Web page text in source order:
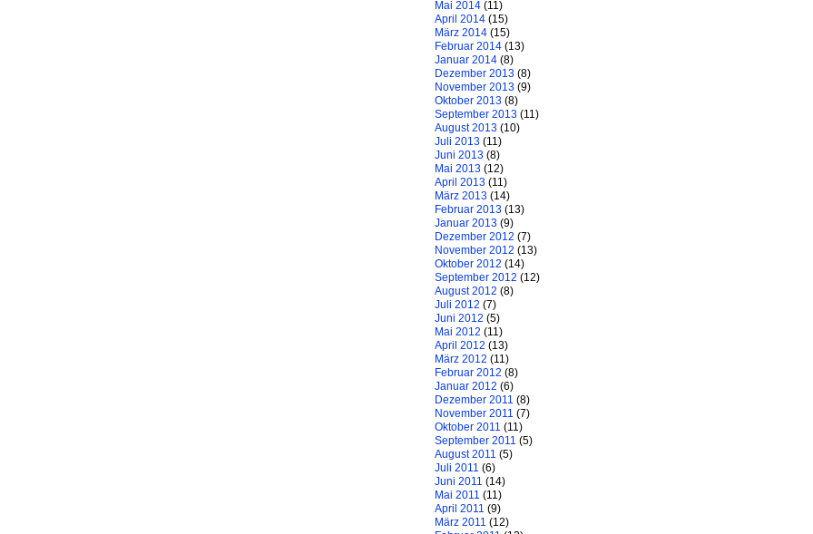
Mai 2014 (11)
April 2014 (15)
März 2014 (15)
Februar 2014 (13)
Januar 2014 (8)
Dezember 2013 (8)
November 2013 (9)
Oktober 2013 (8)
September 2013 (11)
August 2013 (10)
Juli 2013 (11)
Juni 2013 (8)
Mai 2013 (12)
April 2013 (11)
März 2013 (14)
Februar 2013 (13)
Januar 2013 (9)
Dezember 2012 (7)
November 2012 (13)
Oktober 2012 (14)
September 2012 (12)
August 2012 (8)
Juli 2012 (7)
Juni 2012 (5)
Mai 2012 (11)
April 2012 (13)
März 2012 (11)
Februar 2012 (8)
Januar 2012 (6)
Dezember 2011 (8)
November 2011 (7)
Oktober 2011 (11)
September 2011 (5)
August 2011 (5)
Juli 2011 (6)
Juni 2011 (14)
Mai 2011 (11)
April 2011 (9)
März 2011 (12)